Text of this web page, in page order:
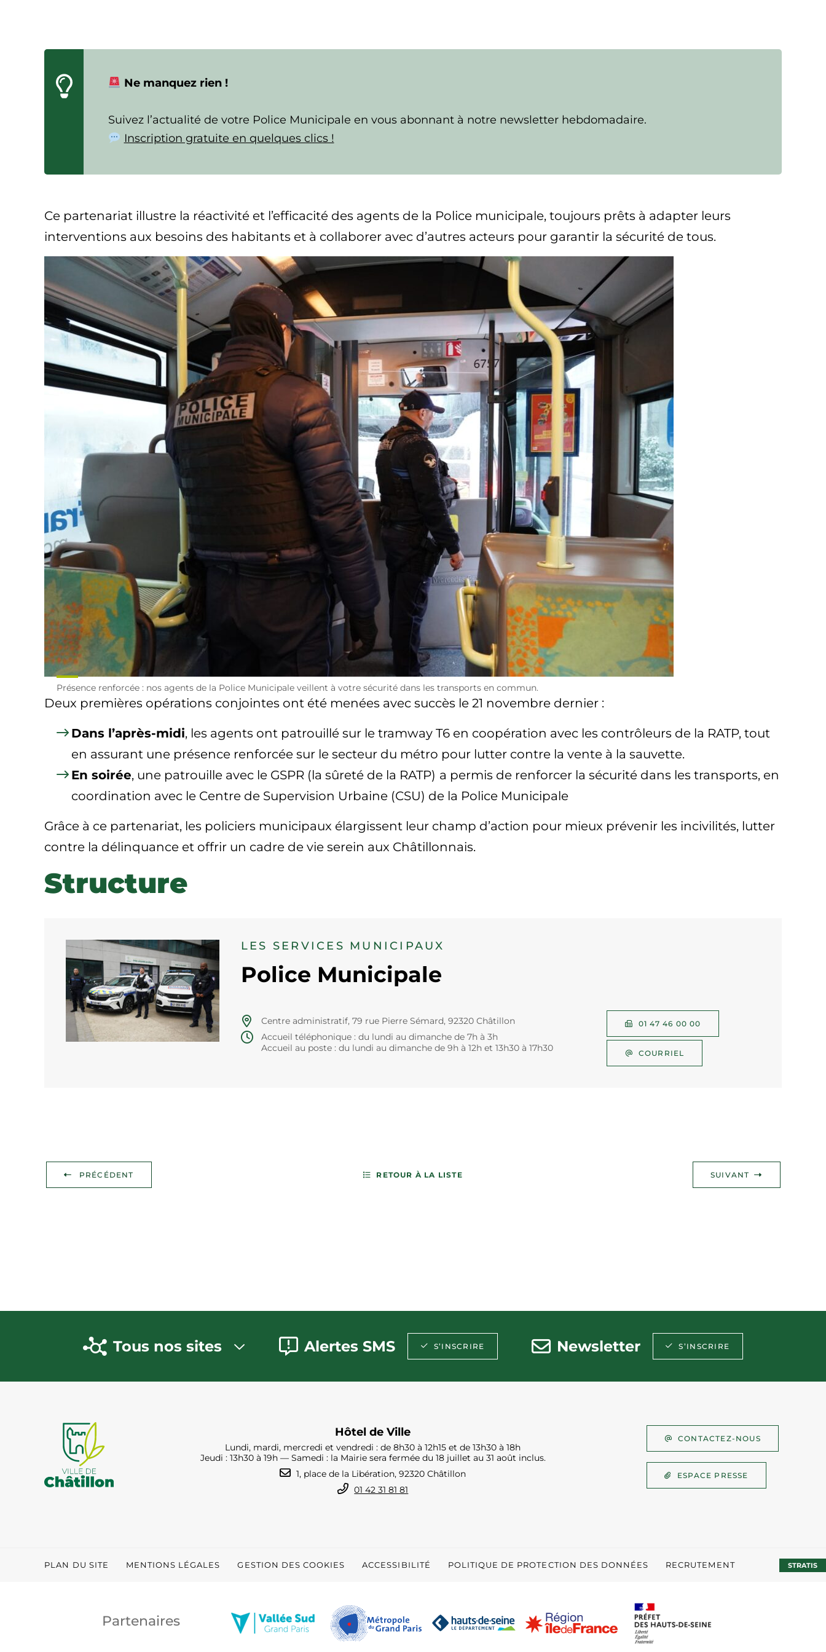
Ne manquez rien !
Suivez l’actualité de votre Police Municipale en vous abonnant à notre newsletter hebdomadaire.
Inscription gratuite en quelques clics !
Ce partenariat illustre la réactivité et l’efficacité des agents de la Police municipale, toujours prêts à adapter leurs
interventions aux besoins des habitants et à collaborer avec d’autres acteurs pour garantir la sécurité de tous.
Présence renforcée : nos agents de la Police Municipale veillent à votre sécurité dans les transports en commun.
Deux premières opérations conjointes ont été menées avec succès le 21 novembre dernier :
Dans l’après-midi, les agents ont patrouillé sur le tramway T6 en coopération avec les contrôleurs de la RATP, tout
en assurant une présence renforcée sur le secteur du métro pour lutter contre la vente à la sauvette.
En soirée, une patrouille avec le GSPR (la sûreté de la RATP) a permis de renforcer la sécurité dans les transports, en
coordination avec le Centre de Supervision Urbaine (CSU) de la Police Municipale
Grâce à ce partenariat, les policiers municipaux élargissent leur champ d’action pour mieux prévenir les incivilités, lutter
contre la délinquance et offrir un cadre de vie serein aux Châtillonnais.
Structure
LES SERVICES MUNICIPAUX
Police Municipale
Centre administratif, 79 rue Pierre Sémard, 92320 Châtillon
Accueil téléphonique : du lundi au dimanche de 7h à 3h
Accueil au poste : du lundi au dimanche de 9h à 12h et 13h30 à 17h30
01 47 46 00 00
COURRIEL
PRÉCÉDENT RETOUR À LA LISTE SUIVANT
Tous nos sites Alertes SMS S’INSCRIRE Newsletter S’INSCRIRE
Hôtel de Ville
Lundi, mardi, mercredi et vendredi : de 8h30 à 12h15 et de 13h30 à 18h
Jeudi : 13h30 à 19h — Samedi : la Mairie sera fermée du 18 juillet au 31 août inclus.
1, place de la Libération, 92320 Châtillon
01 42 31 81 81
CONTACTEZ-NOUS
ESPACE PRESSE
PLAN DU SITE MENTIONS LÉGALES GESTION DES COOKIES ACCESSIBILITÉ POLITIQUE DE PROTECTION DES DONNÉES RECRUTEMENT STRATIS
Partenaires